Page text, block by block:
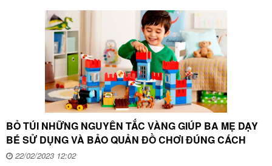
BỎ TÚI NHỮNG NGUYÊN TẮC VÀNG GIÚP BA MẸ DẠY
BÉ SỬ DỤNG VÀ BẢO QUẢN ĐỒ CHƠI ĐÚNG CÁCH
22/02/2023 12:02